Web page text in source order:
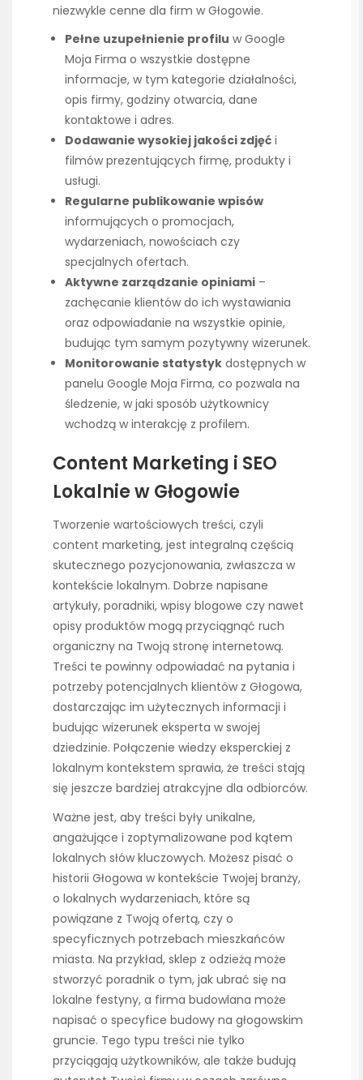
niezwykle cenne dla firm w Głogowie.
Pełne uzupełnienie profilu w Google
Moja Firma o wszystkie dostępne
informacje, w tym kategorie działalności,
opis firmy, godziny otwarcia, dane
kontaktowe i adres.
Dodawanie wysokiej jakości zdjęć i
filmów prezentujących firmę, produkty i
usługi.
Regularne publikowanie wpisów
informujących o promocjach,
wydarzeniach, nowościach czy
specjalnych ofertach.
Aktywne zarządzanie opiniami –
zachęcanie klientów do ich wystawiania
oraz odpowiadanie na wszystkie opinie,
budując tym samym pozytywny wizerunek.
Monitorowanie statystyk dostępnych w
panelu Google Moja Firma, co pozwala na
śledzenie, w jaki sposób użytkownicy
wchodzą w interakcję z profilem.
Content Marketing i SEO
Lokalnie w Głogowie
Tworzenie wartościowych treści, czyli
content marketing, jest integralną częścią
skutecznego pozycjonowania, zwłaszcza w
kontekście lokalnym. Dobrze napisane
artykuły, poradniki, wpisy blogowe czy nawet
opisy produktów mogą przyciągnąć ruch
organiczny na Twoją stronę internetową.
Treści te powinny odpowiadać na pytania i
potrzeby potencjalnych klientów z Głogowa,
dostarczając im użytecznych informacji i
budując wizerunek eksperta w swojej
dziedzinie. Połączenie wiedzy eksperckiej z
lokalnym kontekstem sprawia, że treści stają
się jeszcze bardziej atrakcyjne dla odbiorców.
Ważne jest, aby treści były unikalne,
angażujące i zoptymalizowane pod kątem
lokalnych słów kluczowych. Możesz pisać o
historii Głogowa w kontekście Twojej branży,
o lokalnych wydarzeniach, które są
powiązane z Twoją ofertą, czy o
specyficznych potrzebach mieszkańców
miasta. Na przykład, sklep z odzieżą może
stworzyć poradnik o tym, jak ubrać się na
lokalne festyny, a firma budowlana może
napisać o specyfice budowy na głogowskim
gruncie. Tego typu treści nie tylko
przyciągają użytkowników, ale także budują